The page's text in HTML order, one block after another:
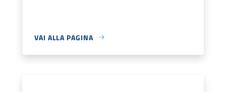
VAI ALLA PAGINA